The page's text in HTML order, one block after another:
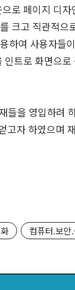
로 페이지 디
크고 직관적
하여 사용자
트로 화면으
들을 영입하려
고자 하였으며
컴퓨터.보안